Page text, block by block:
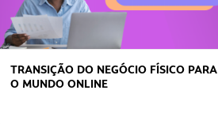
TRANSIÇÃO DO NEGÓCIO FÍSICO PARA
O MUNDO ONLINE